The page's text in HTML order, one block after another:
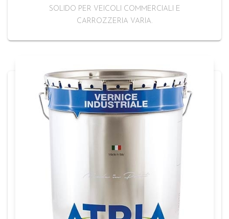
SOLIDO PER VEICOLI COMMERCIALI E
CARROZZERIA VARIA.